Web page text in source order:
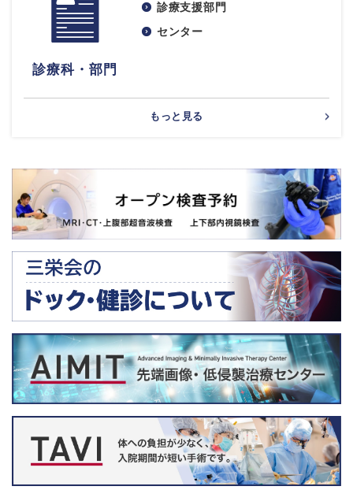
診療科・部門
診療支援部門
センター
もっと見る